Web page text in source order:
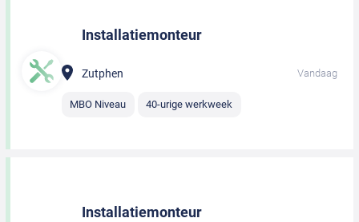
Installatiemonteur
Zutphen Vandaag
MBO Niveau 40-urige werkweek
Installatiemonteur